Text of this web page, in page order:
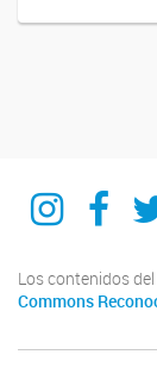
IIPG
Los contenidos
Commons